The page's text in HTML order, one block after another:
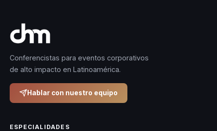
Conferencistas para eventos corporativos
de alto impacto en Latinoamérica.
Hablar con nuestro equipo
ESPECIALIDADES